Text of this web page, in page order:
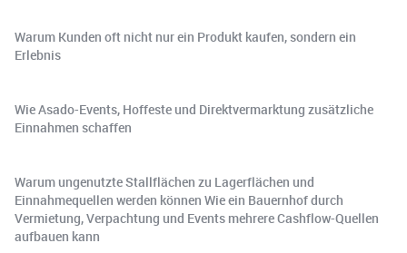
Warum Kunden oft nicht nur ein Produkt kaufen, sondern ein
Erlebnis
Wie Asado-Events, Hoffeste und Direktvermarktung zusätzliche
Einnahmen schaffen
Warum ungenutzte Stallflächen zu Lagerflächen und
Einnahmequellen werden können Wie ein Bauernhof durch
Vermietung, Verpachtung und Events mehrere Cashflow-Quellen
aufbauen kann